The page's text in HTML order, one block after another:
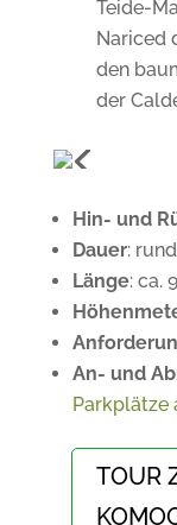
Teide-
Nariced
den
der
Hin- und
Dauer:
Länge: ca.
An- und
Parkplätze
TOUR